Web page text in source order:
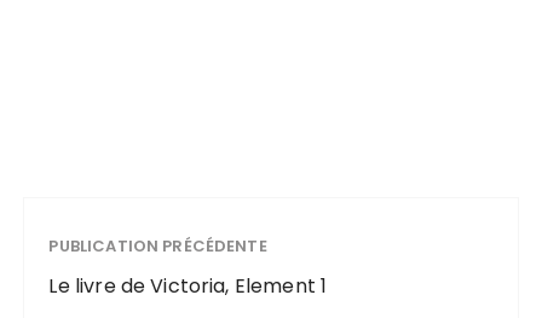
PUBLICATION PRÉCÉDENTE
Le livre de Victoria, Element 1